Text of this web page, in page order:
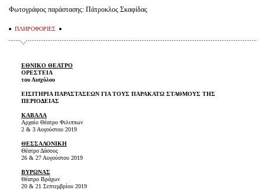
Φωτογράφος παράστασης: Πάτροκλος Σκαφίδας
ΠΛΗΡΟΦΟΡΙΕΣ
ΕΘΝΙΚΟ ΘΕΑΤΡΟ
ΟΡΕΣΤΕΙΑ
του Αισχύλου
ΕΙΣΙΤΗΡΙΑ ΠΑΡΑΣΤΑΣΕΩΝ ΓΙΑ ΤΟΥΣ ΠΑΡΑΚΑΤΩ ΣΤΑΘΜΟΥΣ ΤΗΣ
ΠΕΡΙΟΔΕΙΑΣ
ΚΑΒΑΛΑ
Αρχαίο Θέατρο Φιλιππων
2 & 3 Αυγούστου 2019
ΘΕΣΣΑΛΟΝΙΚΗ
Θέατρο Δάσους
26 & 27 Αυγούστου 2019
ΒΥΡΩΝΑΣ
Θέατρο Βράχων
20 & 21 Σεπτεμβρίου 2019